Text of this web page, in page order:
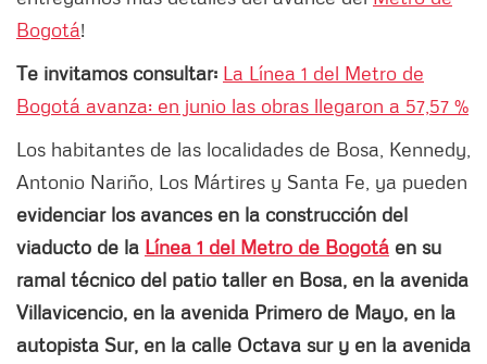
Bogotá!
Te invitamos consultar: La Línea 1 del Metro de
Bogotá avanza: en junio las obras llegaron a 57,57 %
Los habitantes de las localidades de Bosa, Kennedy,
Antonio Nariño, Los Mártires y Santa Fe, ya pueden
evidenciar los avances en la construcción del
viaducto de la Línea 1 del Metro de Bogotá en su
ramal técnico del patio taller en Bosa, en la avenida
Villavicencio, en la avenida Primero de Mayo, en la
autopista Sur, en la calle Octava sur y en la avenida